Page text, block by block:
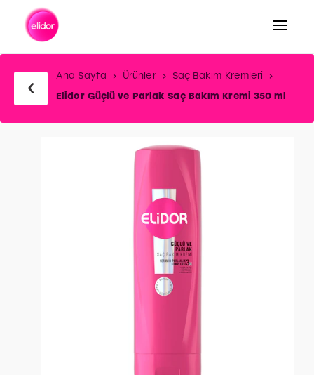
Ana Sayfa Ürünler Saç Bakım Kremleri
Elidor Güçlü ve Parlak Saç Bakım Kremi 350 ml